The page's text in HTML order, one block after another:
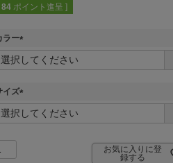
84 ポイント進呈 ]
ラー
(
必
)
イズ
(
必
お気に入りに登
録する